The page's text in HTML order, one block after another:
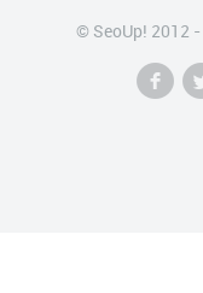
© SeoUp! 2012
f